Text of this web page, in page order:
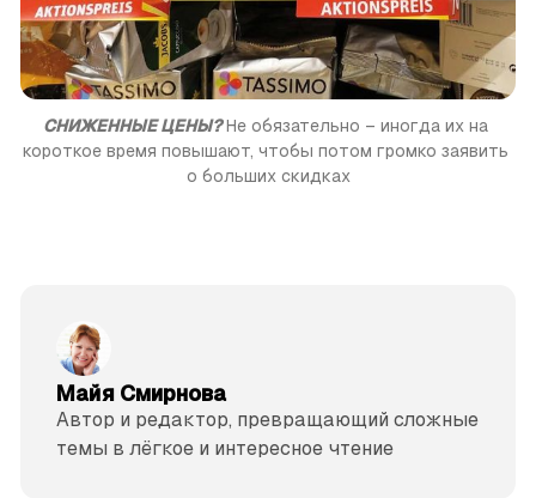
СНИЖЕННЫЕ ЦЕНЫ? Не обязательно – иногда их на
короткое время повышают, чтобы потом громко заявить
о больших скидках
Майя Смирнова
Автор и редактор, превращающий сложные
темы в лёгкое и интересное чтение